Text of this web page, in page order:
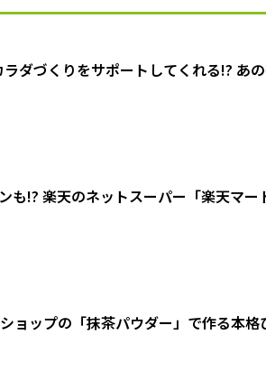
ダづくりをサポートしてくれる!? あ
も!? 楽天のネットスーパー「楽天マ
ョップの「抹茶パウダー」で作る本